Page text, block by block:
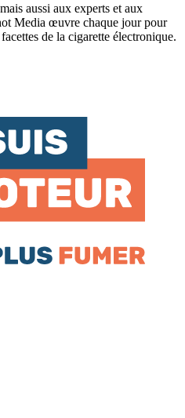
aussi aux experts et aux
Media œuvre chaque jour pour
de la cigarette électronique.